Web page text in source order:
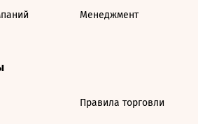
Менеджмент
Правила торговли